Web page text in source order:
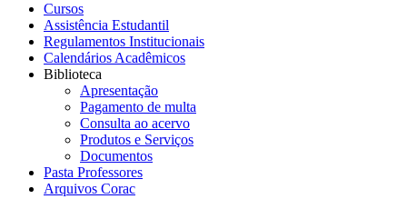
Cursos
Assistência Estudantil
Regulamentos Institucionais
Calendários Acadêmicos
Biblioteca
Apresentação
Pagamento de multa
Consulta ao acervo
Produtos e Serviços
Documentos
Pasta Professores
Arquivos Corac